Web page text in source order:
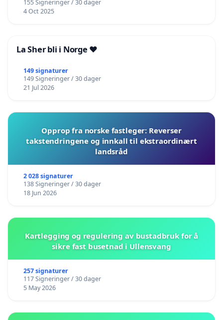
155 Signeringer / 30 dager
4 Oct 2025
La Sher bli i Norge ❤️
149 signaturer
149 Signeringer / 30 dager
21 Jul 2026
Opprop fra norske fastleger: Reverser
takstendringene og innkall til ekstraordinært
landsråd
2 028 signaturer
138 Signeringer / 30 dager
18 Jun 2026
Kartlegging og regulering av bustadbruk for å
sikre fast busetnad i Ullensvang
257 signaturer
117 Signeringer / 30 dager
5 May 2026